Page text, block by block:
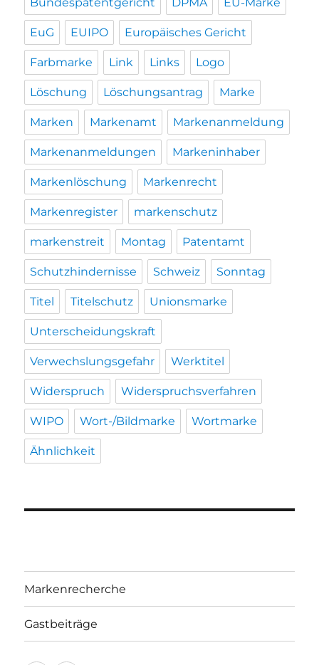
EuG EUIPO Europäisches Gericht
Farbmarke Link Links Logo
Löschung Löschungsantrag Marke
Marken Markenamt Markenanmeldung
Markenanmeldungen Markeninhaber
Markenlöschung Markenrecht
Markenregister markenschutz
markenstreit Montag Patentamt
Schutzhindernisse Schweiz Sonntag
Titel Titelschutz Unionsmarke
Unterscheidungskraft
Verwechslungsgefahr Werktitel
Widerspruch Widerspruchsverfahren
WIPO Wort-/Bildmarke Wortmarke
Ähnlichkeit
Markenrecherche
Gastbeiträge